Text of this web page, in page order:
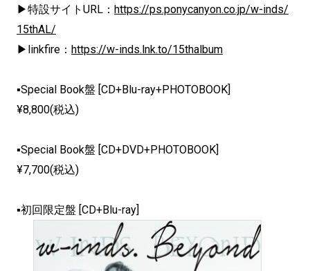
▶特設サイトURL： https://ps.ponycanyon.co.jp/w-inds/
15thAL/
▶linkfire： https://w-inds.lnk.to/15thalbum
▪Special Book盤 [CD+Blu-ray+PHOTOBOOK]
¥8,800(税込)
▪Special Book盤 [CD+DVD+PHOTOBOOK]
¥7,700(税込)
▪初回限定盤 [CD+Blu-ray]